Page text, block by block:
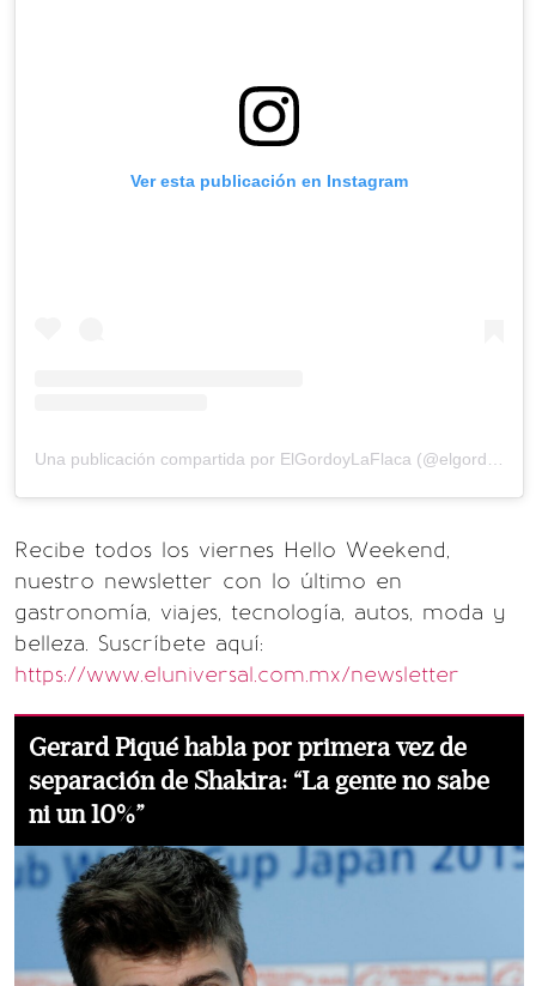
Ver esta publicación en Instagram
Una publicación compartida por ElGordoyLaFlaca (@elgordoylaflaca)
Recibe todos los viernes Hello Weekend,
nuestro newsletter con lo último en
gastronomía, viajes, tecnología, autos, moda y
belleza. Suscríbete aquí:
https://www.eluniversal.com.mx/newsletter
Gerard Piqué habla por primera vez de
separación de Shakira: “La gente no sabe
ni un 10%”